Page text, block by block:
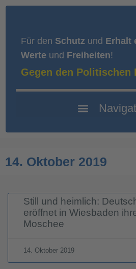
Für den Schutz und Erhalt
Werte und Freiheiten!
Gegen den Politischen
14. Oktober 2019
Still und heimlich:
eröffnet in Wiesbaden
Moschee
14. Oktober 2019